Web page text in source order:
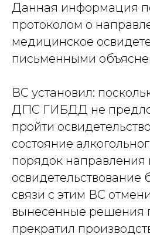
Данная информация
протоколом о
медицинское
письменными
ВС установил:
ДПС ГИБДД не
пройти
состояние
порядок
связи с этим ВС
вынесенные решения
прекратил